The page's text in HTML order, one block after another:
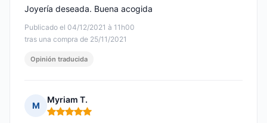
Publicado el 04/12/2021 à 11h00
tras una compra de 25/11/2021
Joyería deseada. Buena acogida
Opinión traducida
M
Myriam T.
Nota: 5 de 5